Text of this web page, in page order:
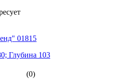
01815
Глубина 103
(0)